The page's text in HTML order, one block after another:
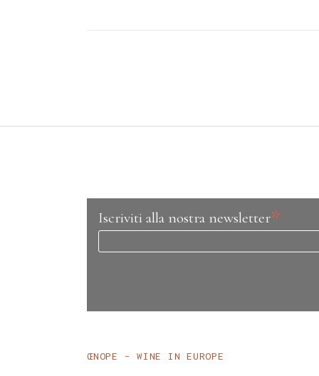
Iscriviti alla nostra newsletter*
ŒNOPE – WINE IN EUROPE